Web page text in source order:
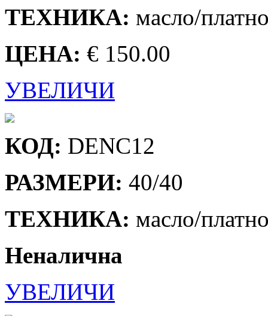
ТЕХНИКА: масло/
ЦЕНА: € 150.00
УВЕЛИЧИ
КОД: DENC12
РАЗМЕРИ: 40/40
ТЕХНИКА: масло/
Неналична
УВЕЛИЧИ